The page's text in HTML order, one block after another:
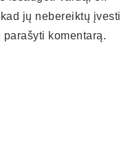
jų nebereiktų įvesti
komentarą.